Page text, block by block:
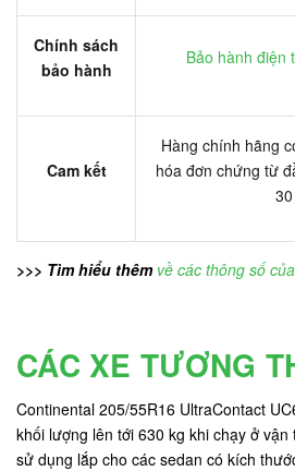
Chính sách
bảo hành
Bảo hành điện
Cam kết
Hàng chính hãng
hóa đơn chứng từ
>>> Tìm hiểu thêm về các thông số
CÁC XE TƯƠNG
Continental 205/55R16 UltraContact
khối lượng lên tới 630 kg khi chạy ở vận
sử dụng lắp cho các sedan có kích